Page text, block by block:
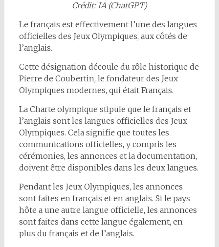
Crédit: IA (ChatGPT)
Le français est effectivement l’une des langues
officielles des Jeux Olympiques, aux côtés de
l’anglais.
Cette désignation découle du rôle historique de
Pierre de Coubertin, le fondateur des Jeux
Olympiques modernes, qui était Français.
La Charte olympique stipule que le français et
l’anglais sont les langues officielles des Jeux
Olympiques. Cela signifie que toutes les
communications officielles, y compris les
cérémonies, les annonces et la documentation,
doivent être disponibles dans les deux langues.
Pendant les Jeux Olympiques, les annonces
sont faites en français et en anglais. Si le pays
hôte a une autre langue officielle, les annonces
sont faites dans cette langue également, en
plus du français et de l’anglais.